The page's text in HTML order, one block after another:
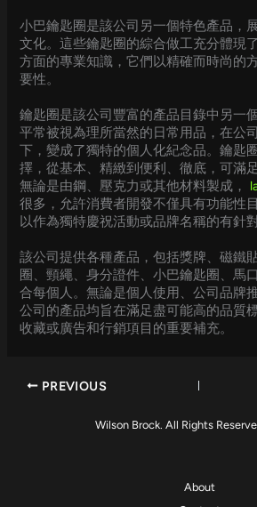
小巴鑰匙圈是該公司另一個特色產品，
文化。這些鑰匙圈的綜合做工充分體現
方面的專業知識，它們以精確而時尚的
要性。
鑰匙圈是該公司豐富的產品目錄中另一
平常被視為理所當然的日常用品，在公
下，變成了獨特的個人化紀念品。鑰匙
擇，從基本、精緻到便利、徹底，可滿
無論是由鋼、壓克力或其他材料製成，
很多，允許消費者開發不僅具有功能性
以作為獨特慶祝活動或品牌名稱的有針
該公司提供各種產品，包括獎牌、磁鐵
圈、頸繩、身分證件、小巴鑰匙圈、馬
合每個人。無論是個人使用、公司品牌
公司的產品均旨在滿足盡可能高的品質
收藏或廣告和行銷項目的重要補充。
PREVIOUS
Wilson Brock. All Rights
About